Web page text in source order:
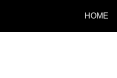
HOME